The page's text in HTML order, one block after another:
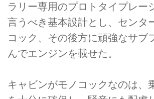
ラリー専用のプロトタイプレー
言うべき基本設計とし、センタ
コック、その後方に頑強なサブ
んでエンジンを載せた。
キャビンがモノコックなのは、